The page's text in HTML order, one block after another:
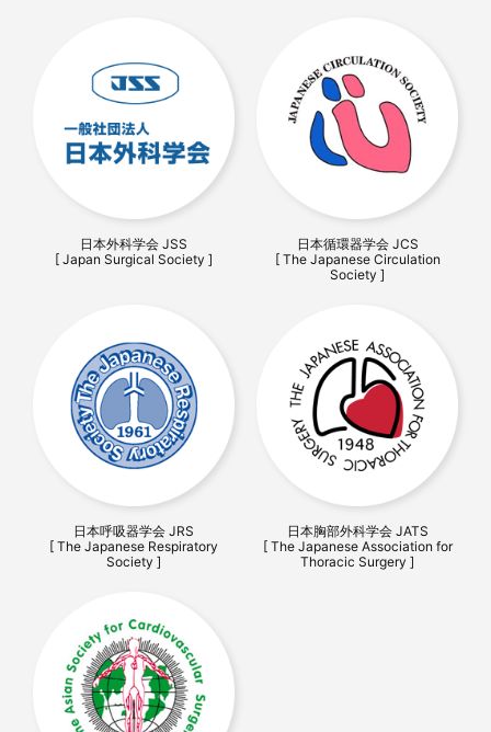
日本外科学会 JSS
[ Japan Surgical Society ]
日本循環器学会 JCS
[ The Japanese Circulation
Society ]
日本呼吸器学会 JRS
[ The Japanese Respiratory
Society ]
日本胸部外科学会 JATS
[ The Japanese Association for
Thoracic Surgery ]